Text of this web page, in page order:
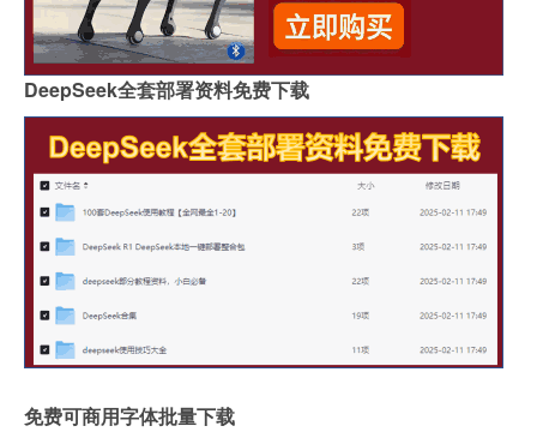
DeepSeek全套部署资料免费下载
免费可商用字体批量下载